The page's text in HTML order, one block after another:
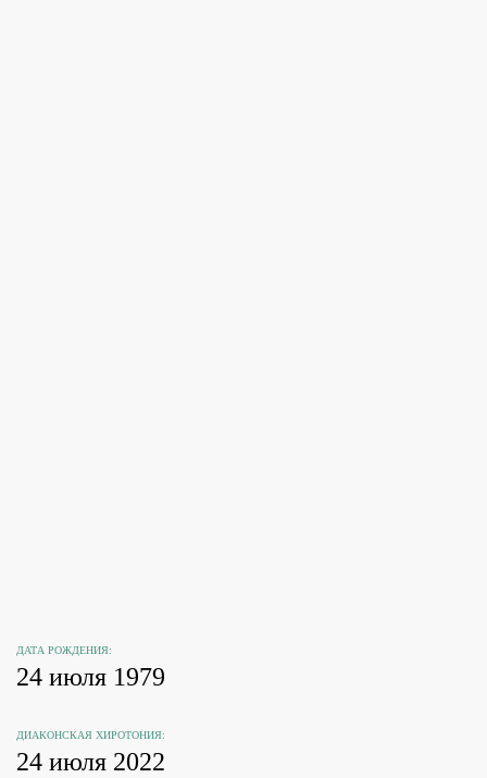
ДАТА РОЖДЕНИЯ:
24 июля 1979
ДИАКОНСКАЯ ХИРОТОНИЯ:
24 июля 2022